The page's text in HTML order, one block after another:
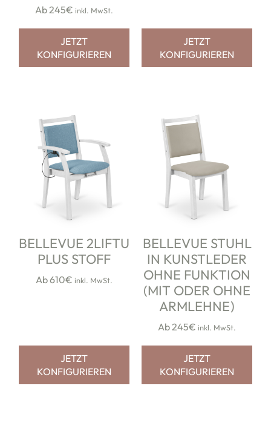
Ab 245€ inkl. MwSt.
JETZT
KONFIGURIEREN
JETZT
KONFIGURIEREN
BELLEVUE 2LIFTU
PLUS STOFF
Ab 610€ inkl. MwSt.
JETZT
KONFIGURIEREN
BELLEVUE STUHL
IN KUNSTLEDER
OHNE FUNKTION
(MIT ODER OHNE
ARMLEHNE)
Ab 245€ inkl. MwSt.
JETZT
KONFIGURIEREN